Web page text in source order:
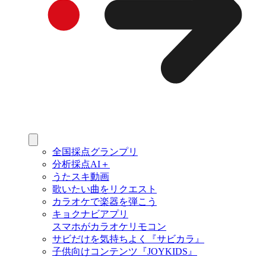
全国採点グランプリ
分析採点AI＋
うたスキ動画
歌いたい曲をリクエスト
カラオケで楽器を弾こう
キョクナビアプリ
スマホがカラオケリモコン
サビだけを気持ちよく『サビカラ』
子供向けコンテンツ『JOYKIDS』